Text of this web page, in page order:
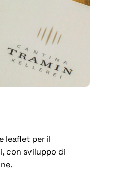
leaflet per il
con sviluppo di